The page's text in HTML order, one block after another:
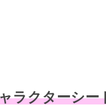
ラクターシー